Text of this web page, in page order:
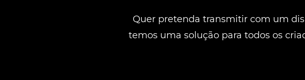
Quer pretenda transmitir com um
temos uma solução para todos os